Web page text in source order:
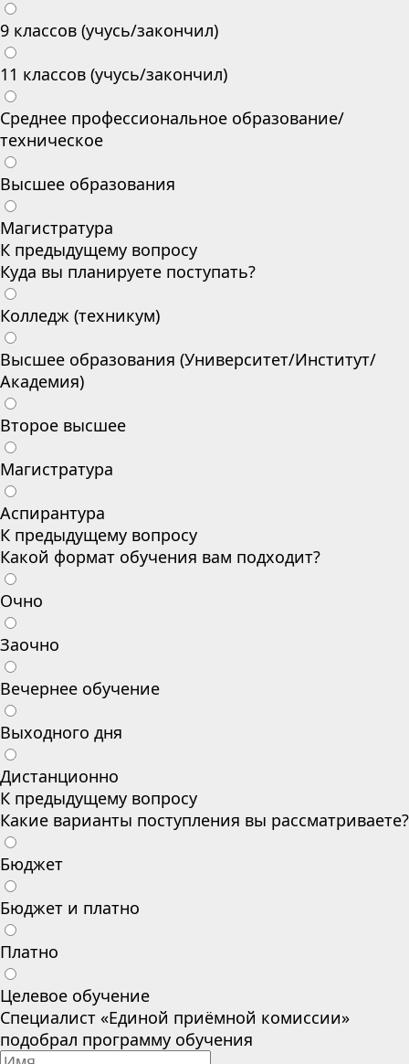
9 классов (учусь/закончил)
11 классов (учусь/закончил)
Среднее профессиональное образование/
техническое
Высшее образования
Магистратура
К предыдущему вопросу
Куда вы планируете поступать?
Колледж (техникум)
Высшее образования (Университет/Институт/
Академия)
Второе высшее
Магистратура
Аспирантура
К предыдущему вопросу
Какой формат обучения вам подходит?
Очно
Заочно
Вечернее обучение
Выходного дня
Дистанционно
К предыдущему вопросу
Какие варианты поступления вы рассматриваете?
Бюджет
Бюджет и платно
Платно
Целевое обучение
Специалист «Единой приёмной комиссии»
подобрал программу обучения